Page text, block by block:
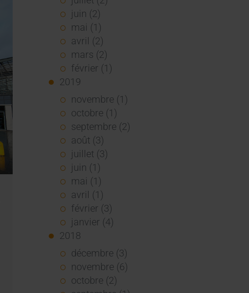
juin (2)
mai (1)
avril (2)
mars (2)
février (1)
2019
novembre (1)
octobre (1)
septembre (2)
août (3)
juillet (3)
juin (1)
mai (1)
avril (1)
février (3)
janvier (4)
2018
décembre (3)
novembre (6)
octobre (2)